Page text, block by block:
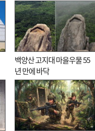
백양산 고지대 마을우물 55
년 만에 바닥